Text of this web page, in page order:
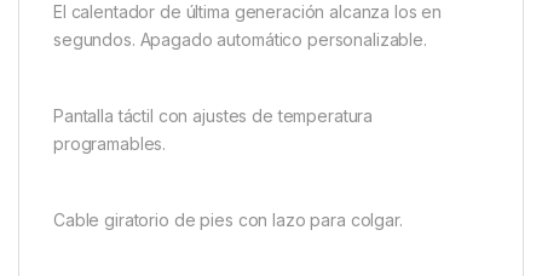
El calentador de última generación alcanza los en
segundos. Apagado automático personalizable.
Pantalla táctil con ajustes de temperatura
programables.
Cable giratorio de pies con lazo para colgar.